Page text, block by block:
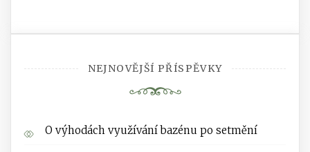
NEJNOVĚJŠÍ PŘÍSPĚVKY
O výhodách využívání bazénu po setmění